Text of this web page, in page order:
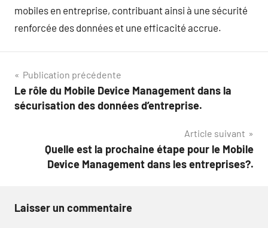
mobiles en entreprise, contribuant ainsi à une sécurité
renforcée des données et une efficacité accrue.
Navigation
de
Publication précédente
Le rôle du Mobile Device Management dans la
sécurisation des données d’entreprise.
Article suivant
Quelle est la prochaine étape pour le Mobile
Device Management dans les entreprises?.
Laisser un commentaire